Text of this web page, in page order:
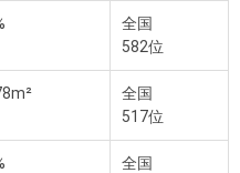
全国
582位
全国
517位
全国